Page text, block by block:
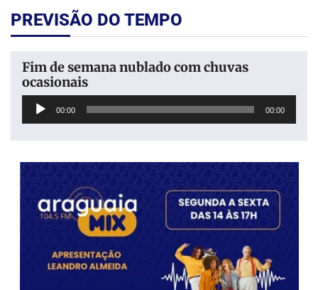
PREVISÃO DO TEMPO
Fim de semana nublado com chuvas
ocasionais
Tocador
00:00 00:00